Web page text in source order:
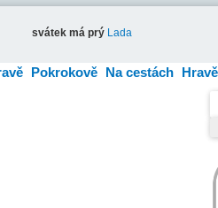
svátek má prý Lada
Pokrokově Na cestách Hravě